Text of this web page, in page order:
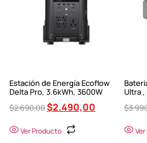
Estación de Energía Ecoflow
Delta Pro, 3.6kWh, 3600W
$2.690,00$2.490,00
Ver Producto
Ultra
$